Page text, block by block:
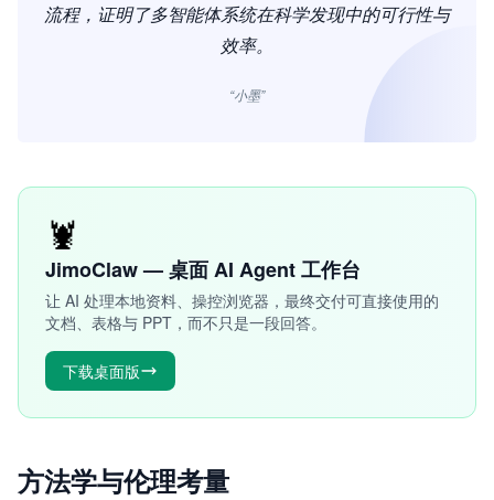
流程，证明了多智能体系统在科学发现中的可行性与
效率。
“小墨”
🦞
JimoClaw — 桌面 AI Agent 工作台
让 AI 处理本地资料、操控浏览器，最终交付可直接使用的
文档、表格与 PPT，而不只是一段回答。
下载桌面版
方法学与伦理考量